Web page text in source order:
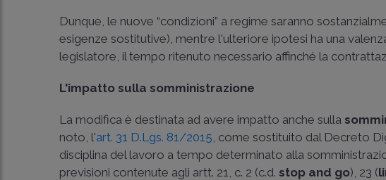
Dunque, le nuove “condizioni” a regime saranno
esigenze sostitutive), mentre l'ulteriore ipotesi ha una
legislatore, il tempo ritenuto necessario affinché la
L'impatto sulla somministrazione
La modifica è destinata ad avere impatto anche sulla
noto, l'art. 31 D.Lgs. 81/2015, come sostituito dal Decreto
disciplina del lavoro a tempo determinato alla
previsioni contenute agli artt. 21, c. 2 (c.d. stop and go), 23 (